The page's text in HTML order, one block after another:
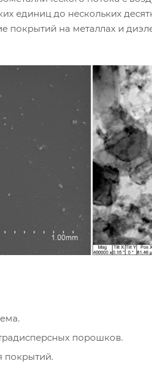
единиц до нескольких
покрытий на металлах и
порошков.
покрытий.